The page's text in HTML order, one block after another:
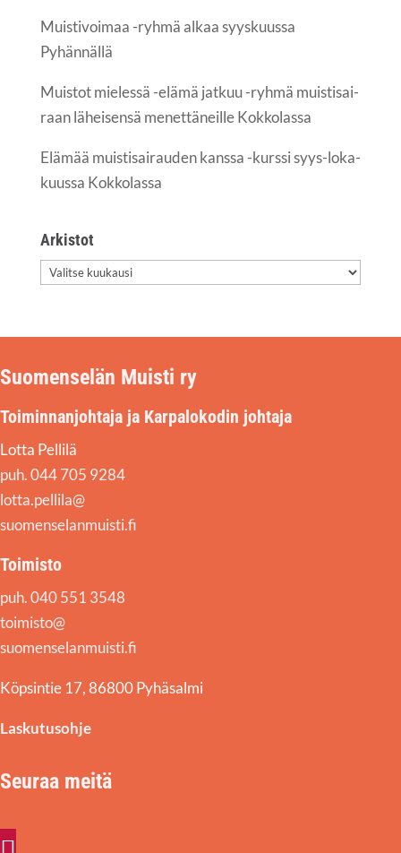
Muis­ti­voi­maa -ryh­mä alkaa syys­kuus­sa
Pyhännällä
Muis­tot mie­les­sä -elä­mä jat­kuu -ryh­mä muis­ti­sai­
raan lähei­sen­sä menet­tä­neil­le Kokkolassa
Elä­mää muis­ti­sai­rau­den kans­sa -kurs­si syys-loka­
kuus­sa Kokkolassa
Arkis­tot
Arkis­
Suomenselän Muisti ry
Toiminnanjohtaja ja Karpalokodin johtaja
Lotta Pellilä
puh. 044 705 9284
lotta.pellila@
suomenselanmuisti.fi
Toimisto
puh. 040 551 3548
toimisto@
suomenselanmuisti.fi
Köpsintie 17, 86800 Pyhäsalmi
Laskutusohje
Seuraa meitä